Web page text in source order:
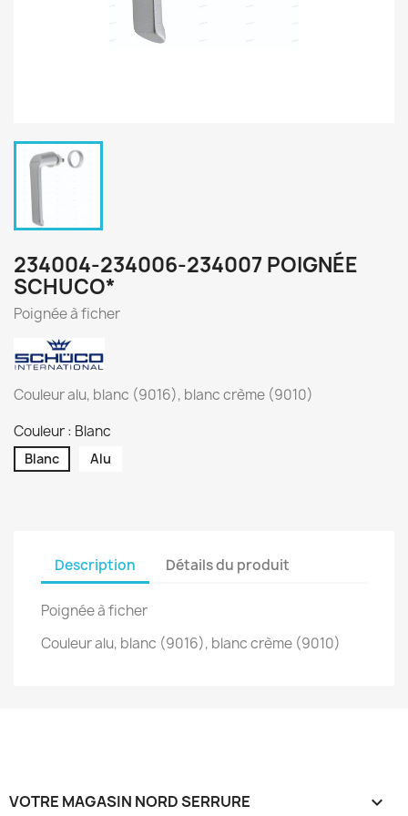
234004-234006-234007 POIGNÉE
SCHUCO*
Poignée à ficher
Couleur alu, blanc (9016), blanc crème (9010)
Couleur : Blanc
Blanc Alu
Description Détails du produit
Poignée à ficher
Couleur alu, blanc (9016), blanc crème (9010)
VOTRE MAGASIN NORD SERRURE 